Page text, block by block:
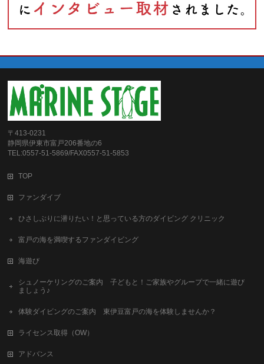
〒413-0231
静岡県伊東市富戸206番地の6
TEL:0557-51-5869/FAX0557-51-5853
TOP
ファンダイブ
ひさしぶりに潜りたい！と思っている方のダイビング クリニック
富戸の海を満喫するファンダイビング
海遊び
シュノーケリングのご案内 子どもと！ご家族やグループで一緒に遊び
ましょう♪
体験ダイビングのご案内 東伊豆富戸の海を体験しませんか？
ライセンス取得（OW）
アドバンス